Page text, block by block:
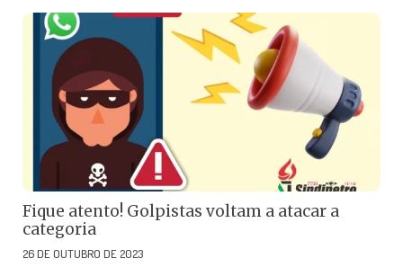
Fique atento! Golpistas voltam a atacar a
categoria
26 DE OUTUBRO DE 2023